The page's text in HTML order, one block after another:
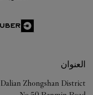
العنوان
Dalian Zhongshan District